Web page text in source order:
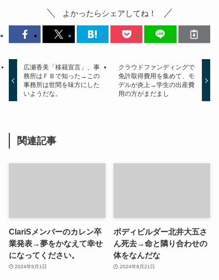
よかったらシェアしてね！
広瀬香美「移籍宣言」、事
務所はＦＢで知った→この
事務所は世間を味方にした
いようだな。
クラウドファンディングで
免許取得費用を集めて、モ
デルが炎上→学生の出産費
用の方がまだまし
関連記事
ClariSメンバーのカレン卒
業発表→夢をかなえて幸せ
になってください。
2024年9月1日
ボディビルダー北井大五さ
ん死去→命と隣り合わせの
体をなんだな
2024年8月21日